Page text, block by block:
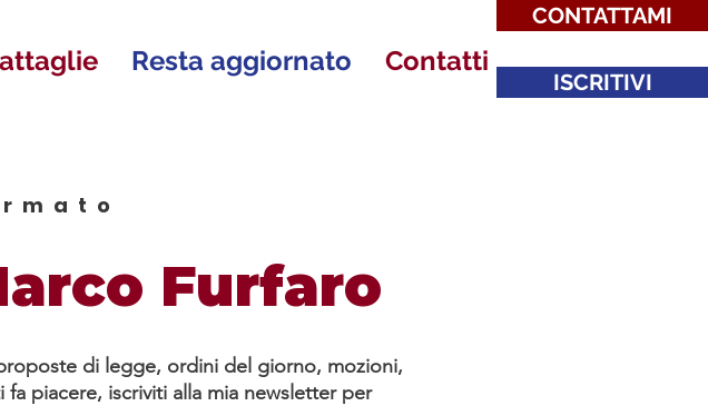
CONTATTAMI
ISCRITIVI
Resta aggiornato Contatti
Furfaro
di legge, ordini del giorno, mozioni,
piacere, iscriviti alla mia newsletter per